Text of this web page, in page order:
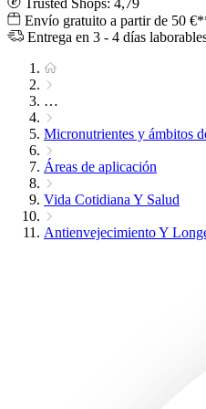
Trusted Shops: 4,79
Envío gratuito a partir de 50
Entrega en 3 - 4 días
…
Micronutrientes y ámbitos
Áreas de aplicación
Vida Cotidiana Y Salud
Antienvejecimiento Y